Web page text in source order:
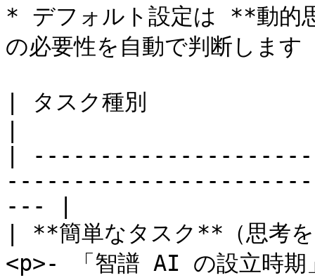
* デフォルト設定は **動的
の必要性を自動で判断します
| タスク種別
|
--- |
| **簡単なタスク**（思考
<p>- 「智譜 AI の設立時